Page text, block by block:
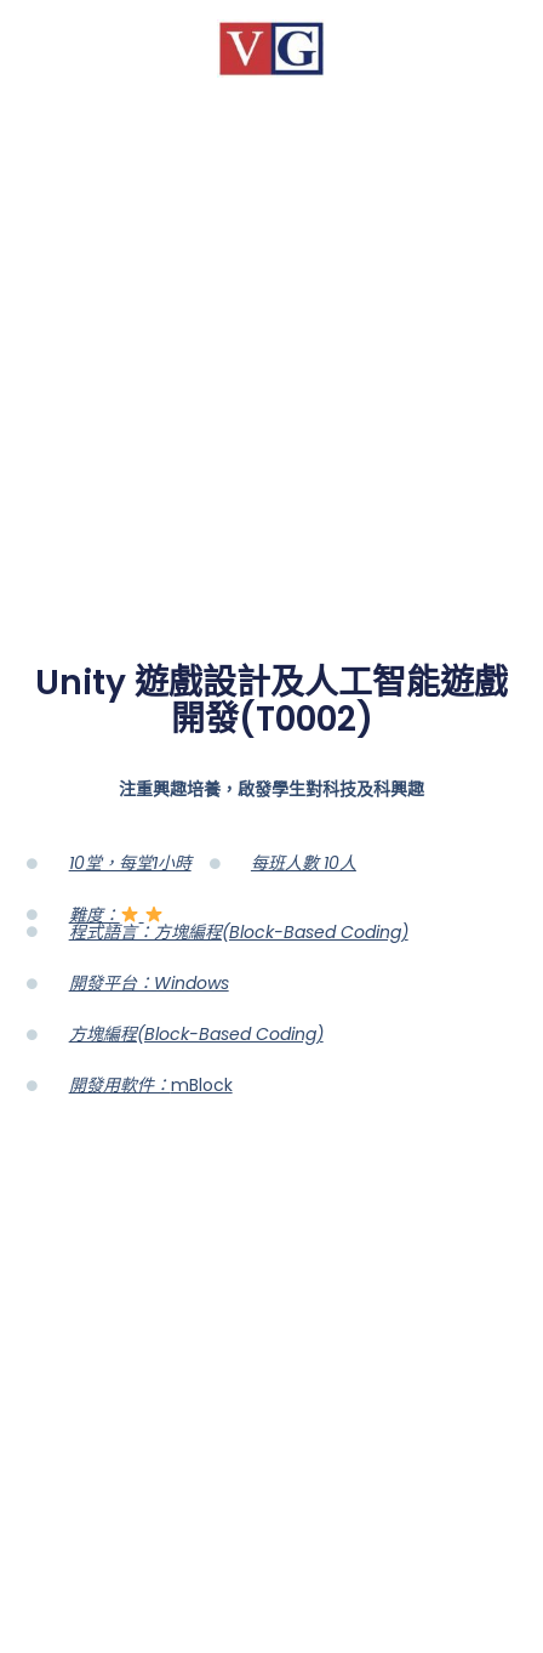
Unity 遊戲設計及人工智能遊戲
開發(T0002)
注重興趣培養，啟發學生對科技及科興趣
10堂，每堂1小時 每班人數 10人
難度：
程式語言：方塊編程(Block-Based Coding)
開發平台：Windows
方塊編程(Block-Based Coding)
開發用軟件： mBlock